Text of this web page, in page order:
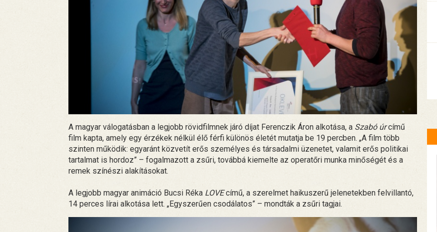
A magyar válogatásban a legjobb rövidfilmnek járó díjat Ferenczik Áron alkotása, a Szabó úrcímű
film kapta, amely egy érzékek nélkül élő férfi különös életét mutatja be 19 percben. „A film több
szinten működik: egyaránt közvetít erős személyes és társadalmi üzenetet, valamit erős politikai
tartalmat is hordoz” – fogalmazott a zsűri, továbbá kiemelte az operatőri munka minőségét és a
remek színészi alakításokat.
A legjobb magyar animáció Bucsi Réka LOVEcímű, a szerelmet haikuszerű jelenetekben felvillantó,
14 perces lírai alkotása lett. „Egyszerűen csodálatos” – mondták a zsűri tagjai.